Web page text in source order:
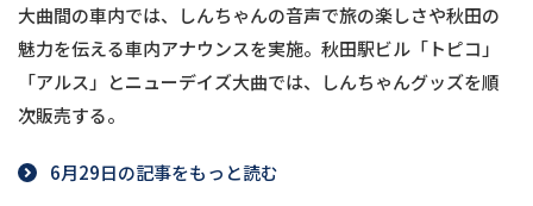
大曲間の車内では、しんちゃんの音声で旅の楽しさや秋田の
魅力を伝える車内アナウンスを実施。秋田駅ビル「トピコ」
「アルス」とニューデイズ大曲では、しんちゃんグッズを順
次販売する。
6月29日の記事をもっと読む